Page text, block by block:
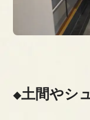
土間やシ